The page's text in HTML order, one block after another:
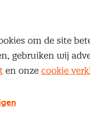
Inloggen
om de site
gebruiken wij
en onze cookie